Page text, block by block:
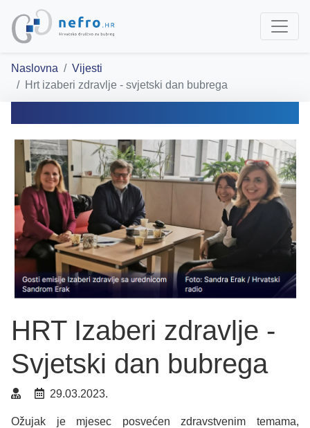
Naslovna
Vijesti
Hrt izaberi zdravlje - svjetski dan bubrega
HRT Izaberi zdravlje -
Svjetski dan bubrega
29.03.2023.
Ožujak je mjesec posvećen zdravstvenim temama,